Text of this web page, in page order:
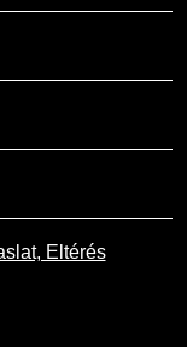
Eltérés